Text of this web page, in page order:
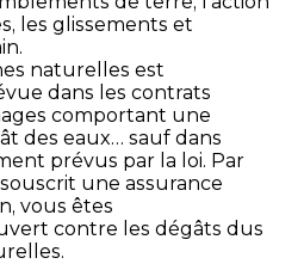
les glissements et
naturelles est
dans les contrats
comportant une
des eaux… sauf dans
prévus par la loi. Par
une assurance
vous êtes
contre les dégâts dus